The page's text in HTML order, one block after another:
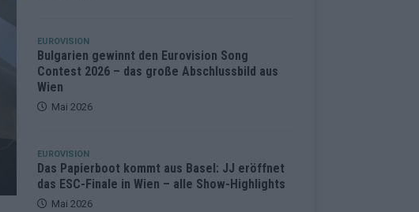
EUROVISION
Bulgarien gewinnt den Eurovision Song
Contest 2026 – das große Abschlussbild aus
Wien
Mai 2026
EUROVISION
Das Papierboot kommt aus Basel: JJ eröffnet
das ESC-Finale in Wien – alle Show-Highlights
Mai 2026